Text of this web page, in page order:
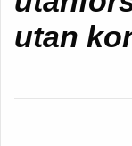
utan